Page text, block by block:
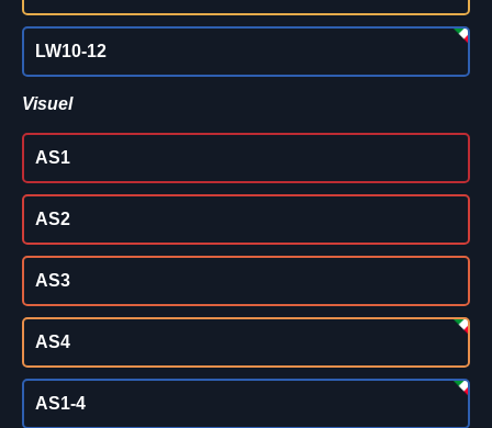
LW10-12
Visuel
AS1
AS2
AS3
AS4
AS1-4